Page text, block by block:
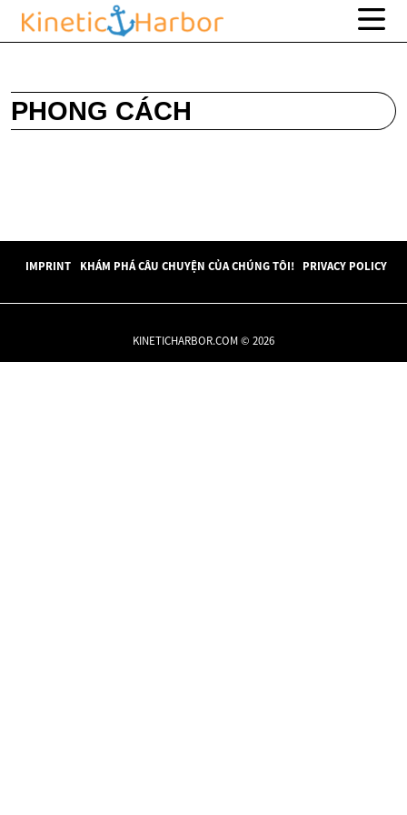
PHONG CÁCH
IMPRINT KHÁM PHÁ CÂU CHUYỆN CỦA CHÚNG TÔI! PRIVACY POLICY
KINETICHARBOR.COM © 2026